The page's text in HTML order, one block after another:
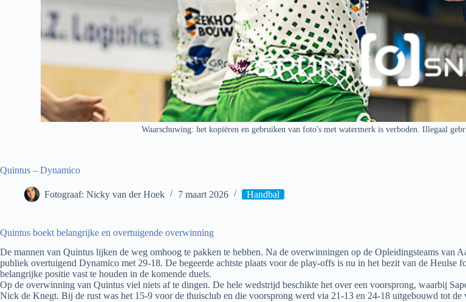
Waarschuwing: het kopiëren en gebruiken van foto's met watermerk is verboden. Illegaal
Quintus – Dynamico
Fotograaf: Nicky van der Hoek 7 maart 2026 Handbal
Quintus boekt belangrijke en overtuigende overwinning
De mannen van Quintus lijken de weg omhoog te pakken te hebben. Na de overwinningen op de Opleidingsteams van
publiek overtuigend Dynamico met 29-18. De begeerde achtste plaats voor de play-offs is nu in het bezit van de Heulse
belangrijke positie vast te houden in de komende duels.
Op de overwinning van Quintus viel niets af te dingen. De hele wedstrijd beschikte het over een voorsprong, waarbij
Nick de Knegt. Bij de rust was het 15-9 voor de thuisclub en die voorsprong werd via 21-13 en 24-18 uitgebouwd tot de